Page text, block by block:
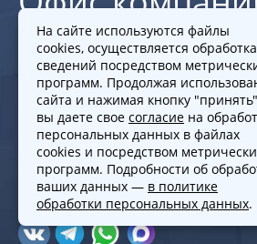
Офис м. Марксистская
г. Москва, Большой Дровяной
Пн - Пт с 10:00 до 19:00
На сайте используются файлы
cookies, осуществляется обработка
сведений посредством
программ. Продолжая
сайта и нажимая кнопку
вы даете свое согласие на
персональных данных в файлах
cookies и посредством
программ. Подробности об
ваших данных — в политике
обработки персональных данных.